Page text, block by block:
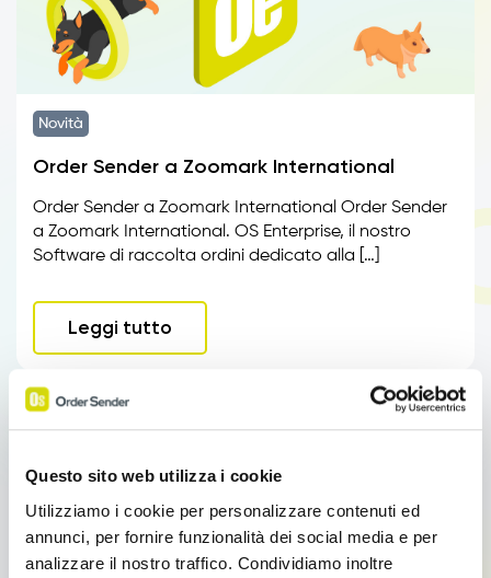
Questo sito web utilizza i cookie
Utilizziamo i cookie per personalizzare contenuti ed
annunci, per fornire funzionalità dei social media e per
analizzare il nostro traffico. Condividiamo inoltre
Novità
Order Sender a Zoomark International
Order Sender a Zoomark International Order Sender
a Zoomark International. OS Enterprise, il nostro
Software di raccolta ordini dedicato alla […]
Leggi tutto